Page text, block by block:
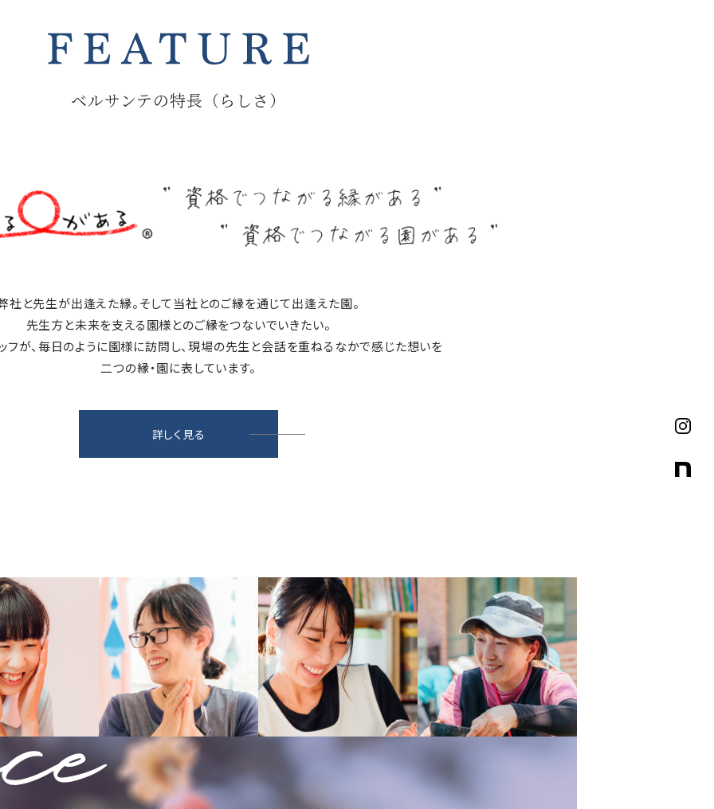
ベルサンテの特長（らしさ）
社と先生が出逢えた縁。そして当社とのご縁を通じて出逢えた園。
先生方と未来を支える園様とのご縁をつないでいきたい。
フが、毎日のように園様に訪問し、現場の先生と会話を重ねるなかで感じた想いを
二つの縁・園に表しています。
詳しく見る